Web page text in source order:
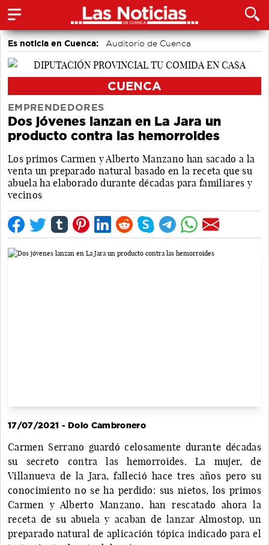
Es noticia en Cuenca: Auditorio de Cuenca
CUENCA
EMPRENDEDORES
Dos jóvenes lanzan en La Jara un
producto contra las hemorroides
Los primos Carmen y Alberto Manzano han sacado a la
venta un preparado natural basado en la receta que su
abuela ha elaborado durante décadas para familiares y
vecinos
17/07/2021 - Dolo Cambronero
Carmen Serrano guardó celosamente durante décadas
su secreto contra las hemorroides. La mujer, de
Villanueva de la Jara, falleció hace tres años pero su
conocimiento no se ha perdido: sus nietos, los primos
Carmen y Alberto Manzano, han rescatado ahora la
receta de su abuela y acaban de lanzar Almostop, un
preparado natural de aplicación tópica indicado para el